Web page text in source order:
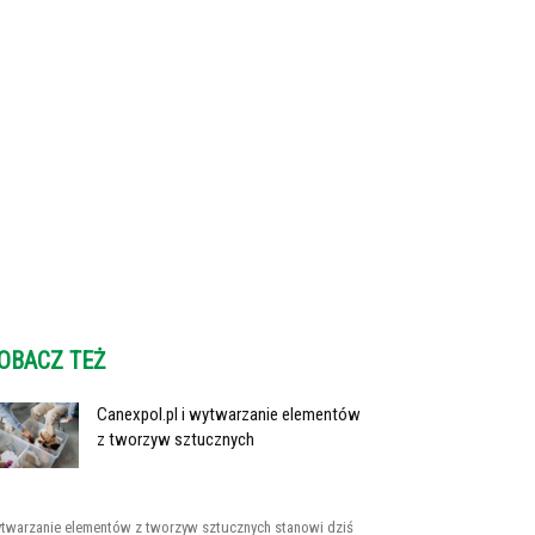
TEŻ
Canexpol.pl i wytwarzanie elementów
z tworzyw sztucznych
elementów z tworzyw sztucznych stanowi dziś